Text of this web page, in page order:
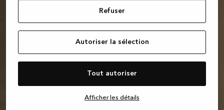
Refuser
Autoriser la sélection
Tout autoriser
Afficher les détails